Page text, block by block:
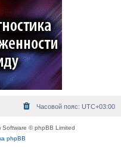
Часовой пояс: UTC+03:00
Software © phpBB Limited
phpBB